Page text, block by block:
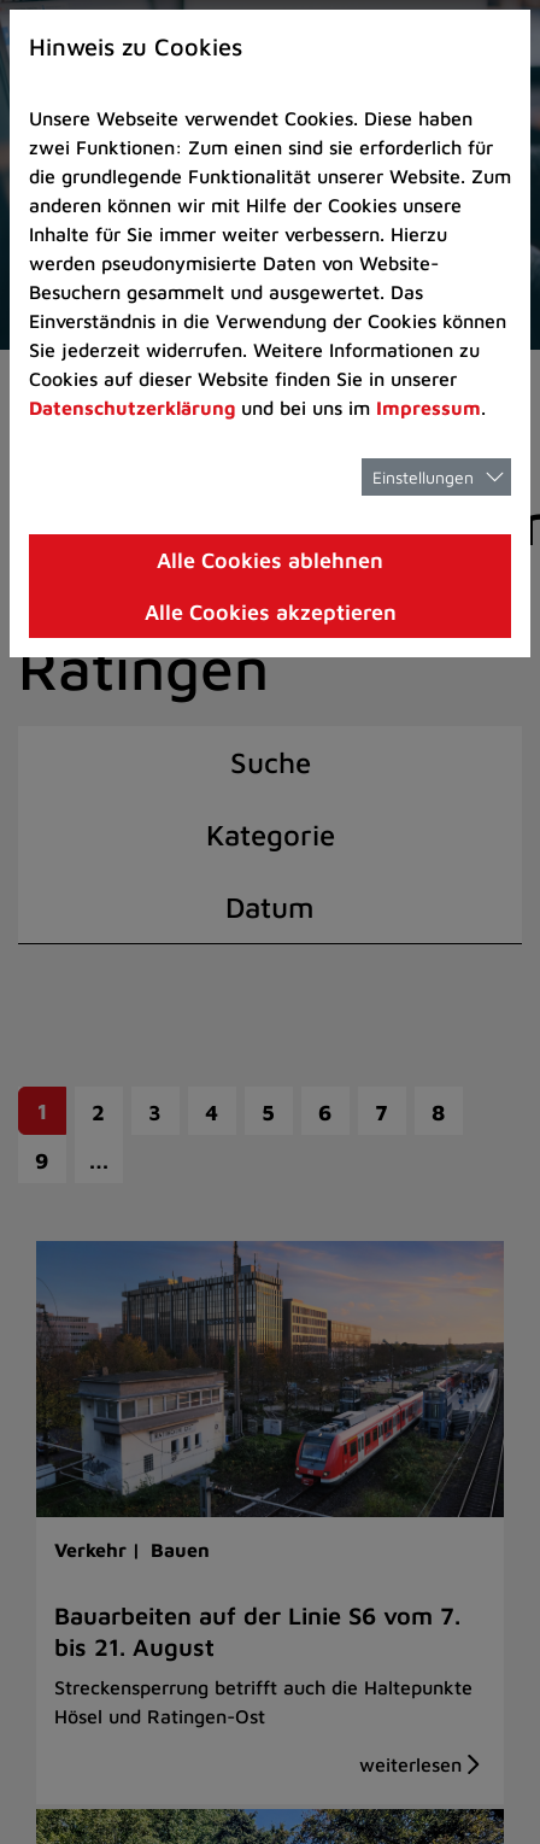
Zur
Startseite
Zum
Seitenanfang
springen
(Schnelltaste
A)
Zur
Navigation/Menü
springen
(Schnelltaste
M)
Zur
8)
I)
Aktuelles Pressemitteilungen
der Stadt
Ratingen
Suche
Kategorie
Datum
1 2 3 4 5 6 7
8
9
…
Verkehr | Bauen
Bauarbeiten auf der Linie S6 vom 7.
bis 21. August
Streckensperrung betrifft auch die Haltepunkte
Hösel und Ratingen-Ost
Hinweis zu Cookies
Unsere Webseite verwendet Cookies. Diese haben
zwei Funktionen: Zum einen sind sie erforderlich für
die grundlegende Funktionalität unserer Website. Zum
anderen können wir mit Hilfe der Cookies unsere
Inhalte für Sie immer weiter verbessern. Hierzu
werden pseudonymisierte Daten von Website-
Besuchern gesammelt und ausgewertet. Das
Einverständnis in die Verwendung der Cookies können
Sie jederzeit widerrufen. Weitere Informationen zu
Cookies auf dieser Website finden Sie in unserer
Datenschutzerklärung und bei uns im Impressum.
Einstellungen
Alle Cookies ablehnen
Alle Cookies akzeptieren